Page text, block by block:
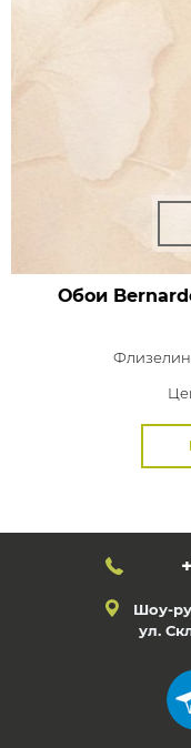
Обои
Шоу-
ул.